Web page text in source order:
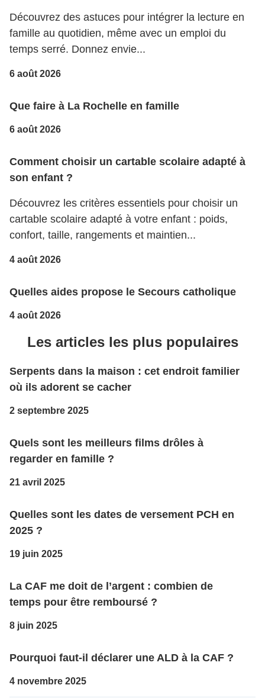
Découvrez des astuces pour intégrer la lecture en
famille au quotidien, même avec un emploi du
temps serré. Donnez envie...
6 août 2026
Que faire à La Rochelle en famille
6 août 2026
Comment choisir un cartable scolaire adapté à
son enfant ?
Découvrez les critères essentiels pour choisir un
cartable scolaire adapté à votre enfant : poids,
confort, taille, rangements et maintien...
4 août 2026
Quelles aides propose le Secours catholique
4 août 2026
Les articles les plus populaires
Serpents dans la maison : cet endroit familier
où ils adorent se cacher
2 septembre 2025
Quels sont les meilleurs films drôles à
regarder en famille ?
21 avril 2025
Quelles sont les dates de versement PCH en
2025 ?
19 juin 2025
La CAF me doit de l’argent : combien de
temps pour être remboursé ?
8 juin 2025
Pourquoi faut-il déclarer une ALD à la CAF ?
4 novembre 2025